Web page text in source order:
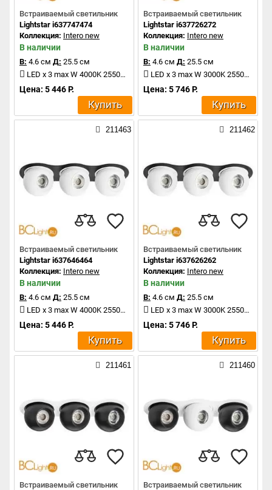
Встраиваемый светильник
Lightstar i637747474
Коллекция: Intero new
В наличии
В: 4.6 см Д: 25.5 см
LED x 3 max W 4000K 2550Lm
Цена: 5 446 Р.
Купить
Встраиваемый светильник
Lightstar i637726272
Коллекция: Intero new
В наличии
В: 4.6 см Д: 25.5 см
LED x 3 max W 3000K 2550Lm
Цена: 5 746 Р.
Купить
211463
Встраиваемый светильник
Lightstar i637646464
Коллекция: Intero new
В наличии
В: 4.6 см Д: 25.5 см
LED x 3 max W 4000K 2550Lm
Цена: 5 446 Р.
Купить
211462
Встраиваемый светильник
Lightstar i637626262
Коллекция: Intero new
В наличии
В: 4.6 см Д: 25.5 см
LED x 3 max W 3000K 2550Lm
Цена: 5 746 Р.
Купить
211461
Встраиваемый светильник
211460
Встраиваемый светильник